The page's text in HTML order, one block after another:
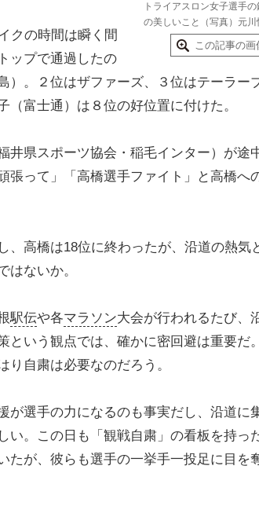
トライアスロン女子選手
の美しいこと（写真）元川
この記事の画
クの時間は瞬く間
ップで通過したの
）。２位はザファーズ、３位はテーラー
（富士通）は８位の好位置に付けた。
県スポーツ協会・稲毛インター）が途
張って」「高橋選手ファイト」と高橋へ
高橋は18位に終わったが、沿道の熱気
はないか。
駅伝や各マラソン大会が行われるたび、
という観点では、確かに密回避は重要だ
り自粛は必要なのだろう。
選手の力になるのも事実だし、沿道に
い。この日も「観戦自粛」の看板を持っ
たが、彼らも選手の一挙手一投足に目を